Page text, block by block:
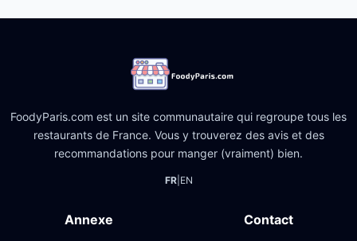
FoodyParis.com est un site communautaire qui regroupe tous les
restaurants de France. Vous y trouverez des avis et des
recommandations pour manger (vraiment) bien.
FR| EN
Annexe Contact